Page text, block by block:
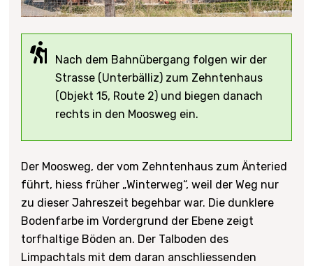
Nach dem Bahnübergang folgen wir der
Strasse (Unterbälliz) zum Zehntenhaus
(Objekt 15, Route 2) und biegen danach
rechts in den Moosweg ein.
Der Moosweg, der vom Zehntenhaus zum Änteried
führt, hiess früher „Winterweg“, weil der Weg nur
zu dieser Jahreszeit begehbar war. Die dunklere
Bodenfarbe im Vordergrund der Ebene zeigt
torfhaltige Böden an. Der Talboden des
Limpachtals mit dem daran anschliessenden